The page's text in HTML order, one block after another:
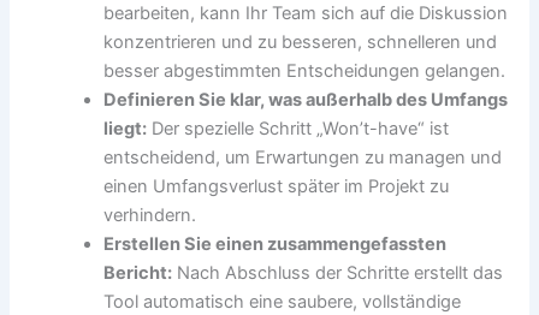
bearbeiten, kann Ihr Team sich auf die Diskussion
konzentrieren und zu besseren, schnelleren und
besser abgestimmten Entscheidungen gelangen.
Definieren Sie klar, was außerhalb des Umfangs
liegt: Der spezielle Schritt „Won’t-have“ ist
entscheidend, um Erwartungen zu managen und
einen Umfangsverlust später im Projekt zu
verhindern.
Erstellen Sie einen zusammengefassten
Bericht: Nach Abschluss der Schritte erstellt das
Tool automatisch eine saubere, vollständige